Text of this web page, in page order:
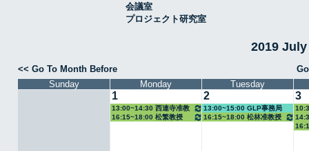
会議室
プロジェクト研究室
2019 July
<< Go To Month Before
Sunday
Monday Tuesday
1
13:00~14:30 西連寺准教
授
16:15~18:00 松繁教授
2
13:00~15:00 GLP事務局
16:15~18:00 松林准教授
3